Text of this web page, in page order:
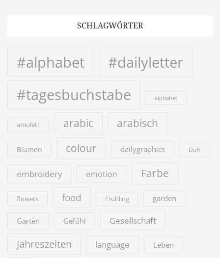
SCHLAGWÖRTER
#alphabet
#dailyletter
#tagesbuchstabe
alphabet
amulett arabic arabisch
Blumen colour dailygraphics Duft
embroidery emotion Farbe
flowers food Frühling garden
Garten Gefühl Gesellschaft
Jahreszeiten language Leben